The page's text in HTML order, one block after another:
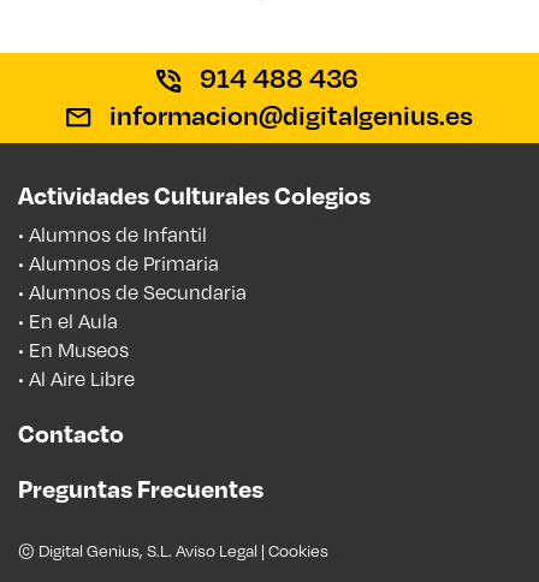
914 488 436
informacion@digitalgenius.es
Actividades Culturales Colegios
• Alumnos de Infantil
• Alumnos de Primaria
• Alumnos de Secundaria
• En el Aula
• En Museos
• Al Aire Libre
Contacto
Preguntas Frecuentes
© Digital Genius, S.L. Aviso Legal | Cookies